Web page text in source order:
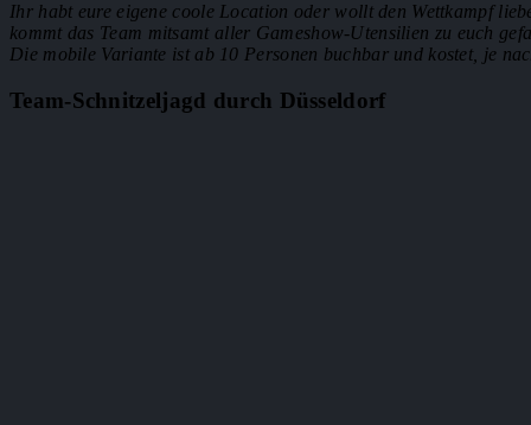
Ihr habt eure eigene coole Location oder wollt den Wettkampf
kommt das Team mitsamt aller Gameshow-Utensilien zu euch
Die mobile Variante ist ab 10 Personen buchbar und kostet, je
Team-Schnitzeljagd durch Düsseldorf